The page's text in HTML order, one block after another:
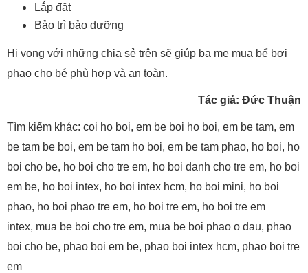
Lắp đặt
Bảo trì bảo dưỡng
Hi vọng với những chia sẻ trên sẽ giúp ba mẹ mua bể bơi
phao cho bé phù hợp và an toàn.
Tác giả: Đức Thuận
Tìm kiếm khác: coi ho boi, em be boi ho boi, em be tam, em
be tam be boi, em be tam ho boi, em be tam phao, ho boi, ho
boi cho be, ho boi cho tre em, ho boi danh cho tre em, ho boi
em be, ho boi intex, ho boi intex hcm, ho boi mini, ho boi
phao, ho boi phao tre em, ho boi tre em, ho boi tre em
intex, mua be boi cho tre em, mua be boi phao o dau, phao
boi cho be, phao boi em be, phao boi intex hcm, phao boi tre
em